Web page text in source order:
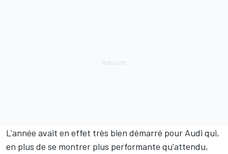
L'année avait en effet très bien démarré pour Audi qui,
en plus de se montrer plus performante qu'attendu,